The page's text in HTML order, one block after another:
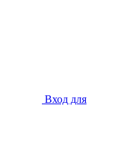
Вход для